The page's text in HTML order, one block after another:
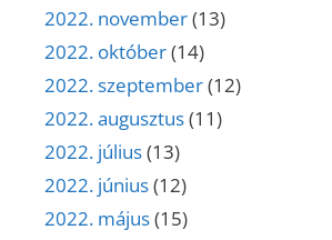
2022. november(13)
2022. október(14)
2022. szeptember(12)
2022. augusztus(11)
2022. július(13)
2022. június(12)
2022. május(15)